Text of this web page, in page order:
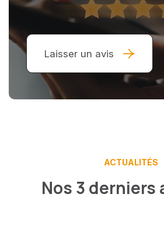
Laisser un avis
ACTUALITÉS
Nos 3 derniers